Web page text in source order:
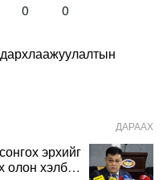
0 0
ДАРААХ
эрхийг
олон хэлбэр